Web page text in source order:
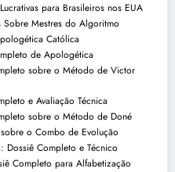
para Brasileiros nos EUA
Sobre Mestres do Algoritmo
Católica
de Apologética
sobre o Método de Victor
e Avaliação Técnica
sobre o Método de Doné
o Combo de Evolução
Dossiê Completo e Técnico
Completo para Alfabetização